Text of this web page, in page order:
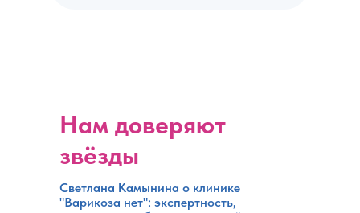
Нам доверяют
звёзды
Светлана Камынина о клинике
"Варикоза нет": экспертность,